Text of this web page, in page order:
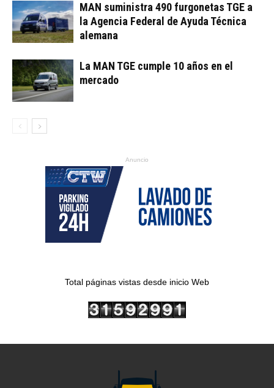
MAN suministra 490 furgonetas TGE a
la Agencia Federal de Ayuda Técnica
alemana
La MAN TGE cumple 10 años en el
mercado
Anuncio
Total páginas vistas desde inicio Web